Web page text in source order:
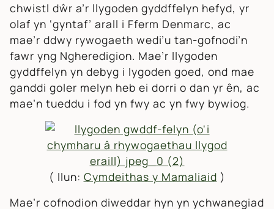
chwistl dŵr a’r llygoden gyddffelyn hefyd, yr
olaf yn ‘gyntaf’ arall i Fferm Denmarc, ac
mae’r ddwy rywogaeth wedi’u tan-gofnodi’n
fawr yng Ngheredigion. Mae’r llygoden
gyddffelyn yn debyg i lygoden goed, ond mae
ganddi goler melyn heb ei dorri o dan yr ên, ac
mae’n tueddu i fod yn fwy ac yn fwy bywiog.
( llun: Cymdeithas y Mamaliaid )
Mae’r cofnodion diweddar hyn yn ychwanegiad